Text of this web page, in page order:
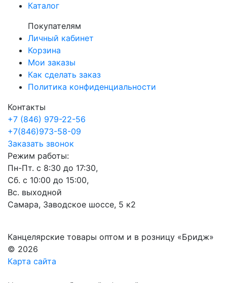
Каталог
Покупателям
Личный кабинет
Корзина
Мои заказы
Как сделать заказ
Политика конфиденциальности
Контакты
+7 (846) 979-22-56
+7(846)973-58-09
Заказать звонок
Режим работы:
Пн-Пт. с 8:30 до 17:30,
Сб. с 10:00 до 15:00,
Вс. выходной
Самара, Заводское шоссе, 5 к2
Канцелярские товары оптом и в розницу «Бридж»
© 2026
Карта сайта